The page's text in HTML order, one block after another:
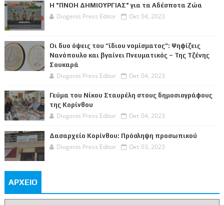
Η "ΠΝΟΗ ΔΗΜΙΟΥΡΓΙΑΣ" για τα Αδέσποτα Ζώα
Diogenis Press Editor Οκτ 04, 2023
Οι δυο όψεις του “ίδιου νομίσματος”: Ψηφίζεις
Νανόπουλο και βγαίνει Πνευματικός – Της Τζένης
Σουκαρά
Diogenis Press Editor Οκτ 04, 2023
Γεύμα του Νίκου Σταυρέλη στους δημοσιογράφους
της Κορίνθου
Diogenis Press Editor Οκτ 04, 2023
Δασαρχείο Κορίνθου: Πρόσληψη προσωπικού
Diogenis Press Editor Οκτ 03, 2023
ΑΡΧΕΙΟ